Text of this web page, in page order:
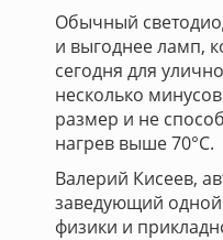
Обычный
и выгоднее ламп,
сегодня для
несколько
размер и не
нагрев выше 70°C.
Валерий Кисеев,
заведующий
физики и